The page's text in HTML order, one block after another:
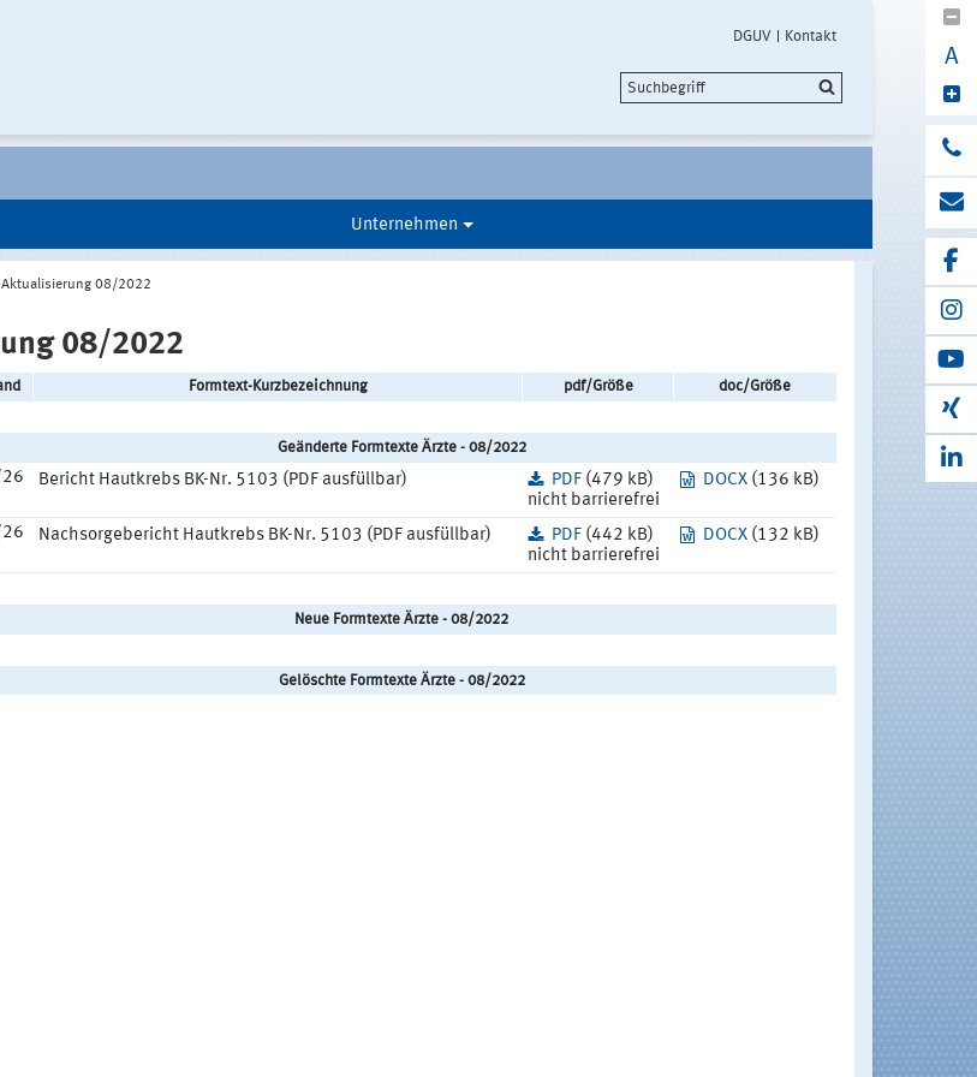
DGUV Kontakt
A
Unternehmen
Aktualisierung 08/2022
08/2022
Formtext-Kurzbezeichnung pdf/Größe doc/Größe
Geänderte Formtexte Ärzte - 08/2022
Bericht Hautkrebs BK-Nr. 5103 (PDF ausfüllbar) PDF (479 kB)
nicht barrierefrei
DOCX (136 kB)
Nachsorgebericht Hautkrebs BK-Nr. 5103 (PDF ausfüllbar) PDF (442 kB)
nicht barrierefrei
DOCX (132 kB)
Neue Formtexte Ärzte - 08/2022
Gelöschte Formtexte Ärzte - 08/2022